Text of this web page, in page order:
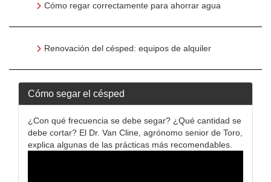
Cómo regar correctamente para ahorrar agua
Renovación del césped: equipos de alquiler
Cómo segar el césped
¿Con qué frecuencia se debe segar? ¿Qué cantidad se
debe cortar? El Dr. Van Cline, agrónomo senior de Toro,
explica algunas de las prácticas más recomendables.